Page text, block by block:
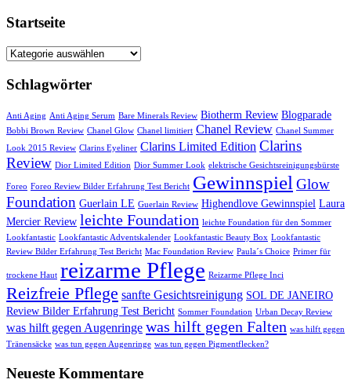
Startseite
Startseite
Schlagwörter
Anti Aging Anti Aging Serum Bare Minerals Review Biotherm Review Blogparade
Bobbi Brown Review Chanel Glow Chanel limitiert Chanel Review Chanel Summer
Look 2015 Review Clarins Eyeliner Clarins Limited Edition Clarins
Review Dior Limited Edition Dior Summer Look elektrische Gesichtsreinigungsbürste
Foreo Foreo Review Bilder Erfahrung Test Bericht GewinnspielGlow
Foundation Guerlain LE Guerlain Review Highendlove Gewinnspiel Laura
Mercier Review leichte Foundation leichte Foundation für den Sommer
Lookfantastic Lookfantastic Adventskalender Lookfantastic Beauty Box Lookfantastic
Review Bilder Erfahrung Test Bericht Mac Foundation Review Paula´s Choice Primer für
trockene Haut reizarme Pflege Reizarme Pflege Inci
Reizfreie Pflege sanfte Gesichtsreinigung SOL DE JANEIRO
Review Bilder Erfahrung Test Bericht Sommer Foundation Urban Decay Review
was hilft gegen Augenringe was hilft gegen Falten was hilft gegen
Tränensäcke was tun gegen Augenringe was tun gegen Pigmentflecken?
Neueste Kommentare